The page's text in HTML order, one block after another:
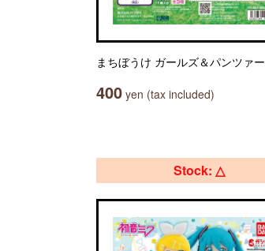
まちぼうけ ガールズ＆パンツァー
400 yen (tax included)
Stock: △